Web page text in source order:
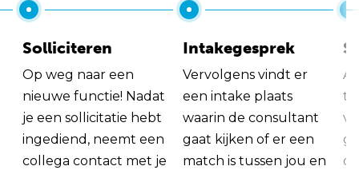
Solliciteren
Op weg naar een
nieuwe functie! Nadat
je een sollicitatie hebt
ingediend, neemt een
collega contact met je
Intakegesprek
Vervolgens vindt er
een intake plaats
waarin de consultant
gaat kijken of er een
match is tussen jou en